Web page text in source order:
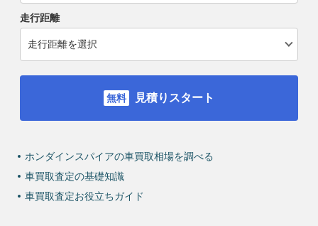
走行距離
見積りスタート
ホンダインスパイアの車買取相場を調べる
車買取査定の基礎知識
車買取査定お役立ちガイド